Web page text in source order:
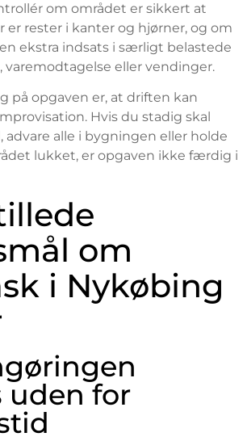
om området er sikkert at
er rester i kanter og hjørner, og om
ekstra indsats i særligt belastede
varemodtagelse eller vendinger.
på opgaven er, at driften kan
Hvis du stadig skal
advare alle i bygningen eller holde
lukket, er opgaven ikke færdig i
om
i Nykøbing
uden for